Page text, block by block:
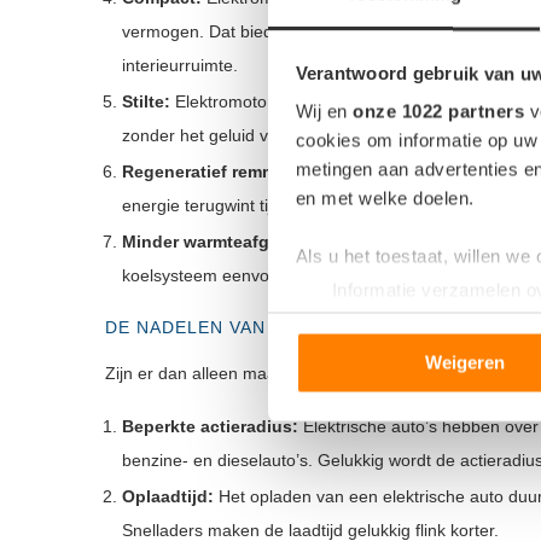
Verantwoord gebruik van
Wij en onze 1022 partners
cookies om informatie op
metingen aan advertenties
en met welke doelen.
Als u het toestaat, willen we
Informatie verzamelen
Lees meer over hoe uw
We gebruiken cookies om
websiteverkeer te
media, adverteren en
verstrekt of die ze hebben
Weigeren
vermogen. Dat biedt onderwerpers meer flexibiliteit
interieurruimte.
Stilte: Elektromotoren zijn veel stiller dan
zonder het geluid van een ronkende motor.
Regeneratief remmen:Elektrische auto’s kunnen
energie terugwint tijdens het vertragen. Regeneratief
Minder warmteafgifte:
koelsysteem eenvoudiger is en het risico op
DE NADELEN VAN EEN ELEKTROMOTOR TEN
Zijn er dan alleen maar voordelen? Nee, dat helaas
Beperkte actieradius:Elektrische auto’s hebben
benzine- en dieselauto’s. Gelukkig wordt de
Oplaadtijd: Het opladen van een elektrische auto
Snelladers maken de laadtijd gelukkig flink korter.